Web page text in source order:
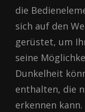
die
sich auf den
gerüstet, um
seine
Dunkelheit
enthalten, die
erkennen kann.